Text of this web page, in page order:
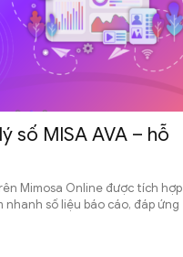
số MISA AVA – hỗ
Mimosa Online được tích hợp
số liệu báo cáo, đáp ứng